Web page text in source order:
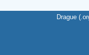
Drague